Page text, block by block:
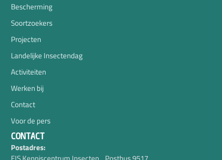
Bescherming
Soortzoekers
Projecten
Landelijke Insectendag
Activiteiten
Werken bij
Contact
Voor de pers
CONTACT
Postadres: